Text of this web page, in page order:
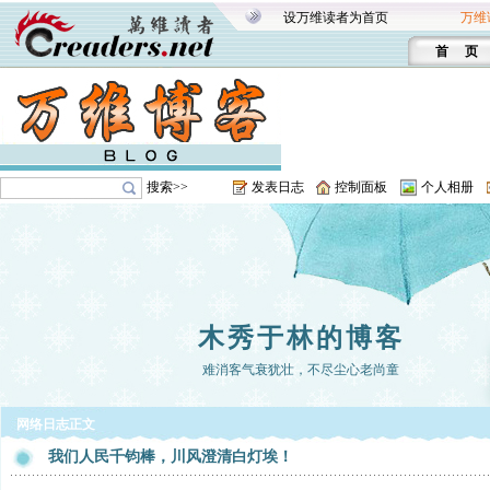
设万维读者为首页 万维
首 页
搜索>> 发表日志 控制面板 个人相册
木秀于林的博客
难消客气衰犹壮，不尽尘心老尚童
网络日志正文
我们人民千钧棒，川风澄清白灯埃！